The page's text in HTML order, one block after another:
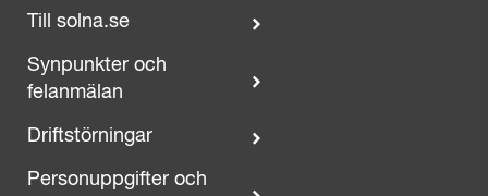
Till solna.se
Synpunkter och
felanmälan
Driftstörningar
Personuppgifter och